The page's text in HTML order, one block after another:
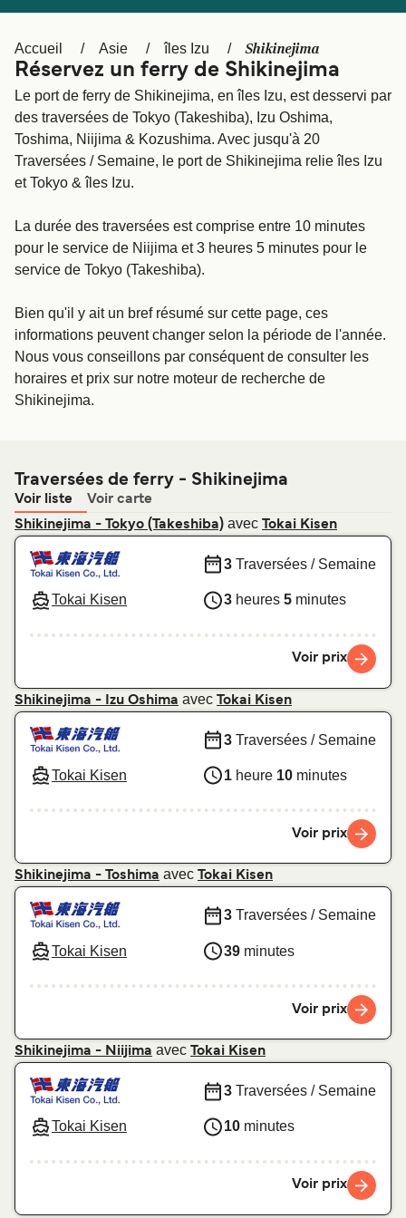
Deutschland Schweiz (DE)
Norge Україна
Indonesia المغرب
Accueil Asie îles Izu Shikinejima
Réservez un ferry de Shikinejima
Le port de ferry de Shikinejima, en îles Izu, est desservi par
des traversées de Tokyo (Takeshiba), Izu Oshima,
Toshima, Niijima & Kozushima. Avec jusqu'à 20
Traversées / Semaine, le port de Shikinejima relie îles Izu
et Tokyo & îles Izu.
La durée des traversées est comprise entre 10 minutes
pour le service de Niijima et 3 heures 5 minutes pour le
service de Tokyo (Takeshiba).
Bien qu'il y ait un bref résumé sur cette page, ces
informations peuvent changer selon la période de l'année.
Nous vous conseillons par conséquent de consulter les
horaires et prix sur notre moteur de recherche de
Shikinejima.
Traversées de ferry - Shikinejima
Voir liste
Voir carte
Shikinejima - Tokyo (Takeshiba) avec Tokai Kisen
Tokai Kisen
3 Traversées / Semaine
3 heures 5 minutes
Voir prix
Shikinejima - Izu Oshima avec Tokai Kisen
Tokai Kisen
3 Traversées / Semaine
1 heure 10 minutes
Voir prix
Shikinejima - Toshima avec Tokai Kisen
Tokai Kisen
3 Traversées / Semaine
39 minutes
Voir prix
Shikinejima - Niijima avec Tokai Kisen
Tokai Kisen
3 Traversées / Semaine
10 minutes
Voir prix